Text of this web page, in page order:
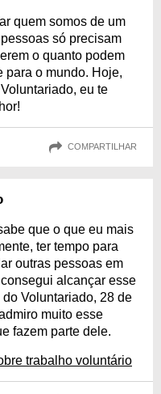
quem somos de um
só precisam
o quanto podem
para o mundo. Hoje,
eu te
COMPARTILHAR
que o que eu mais
ter tempo para
outras pessoas em
alcançar esse
Voluntariado, 28 de
muito esse
fazem parte dele.
trabalho voluntário